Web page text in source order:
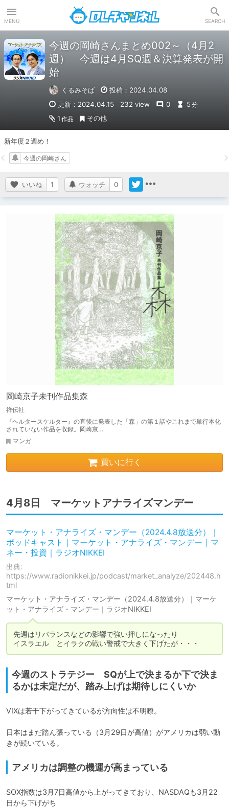
MENU SEARCH
今週の岡崎さんまとめ002～（4月2
週） 今週は4月SQ週＆決算発表が開
始
くるみそば
投稿：2024.04.08
更新：2024.04.15
232 view 0 5分
1 作品 その他
新年度２週め！
いいね 1 ウォッチ 0
今週の岡崎さん
岡崎京子未刊作品集森
祥伝社
『ヘルタースケルター』の直後に発表した「森」の第１話やこれまで単行本化
されていない作品を収録。岡崎京…
マンガ
買いに行く
4月8日 マーケットアナライズマンデー
マーケット・アナライズ・マンデー（2024.4.8放送分）｜
ポッドキャスト｜マーケット・アナライズ・マンデー｜マ
ネー・投資｜ラジオNIKKEI
出典:
https://www.radionikkei.jp/podcast/market_analyze/202448.h
tml
マーケット・アナライズ・マンデー（2024.4.8放送分）｜マーケ
ット・アナライズ・マンデー｜ラジオNIKKEI
先週はリバランスなどの影響で強い押しになったり
今週のストラテジー SQが上で決まるか下で決ま
るかは未定だが、踏み上げは期待しにくいか
VIXは若干下がってきているが方向性は不明瞭。
日本はまだ踏ん張っている（3月29日が高値）がアメリカは弱い動
アメリカは調整の機運が高まっている
SOX指数は3月7日高値から上がってきており、NASDAQも3月22
日から下げがち